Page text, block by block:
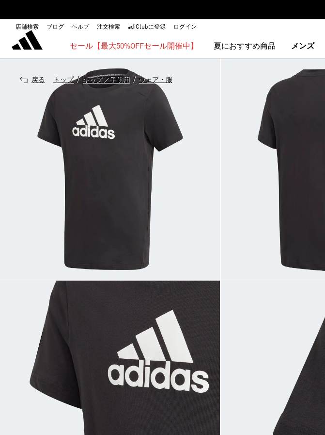
店舗検索 ブログ ヘルプ 注文検索 adiClubに登録 ログイン
セール【最大50%OFFセール開催中】 夏におすすめ商品 メンズ
戻る トップ / キッズ／子供用 / ウェア・服